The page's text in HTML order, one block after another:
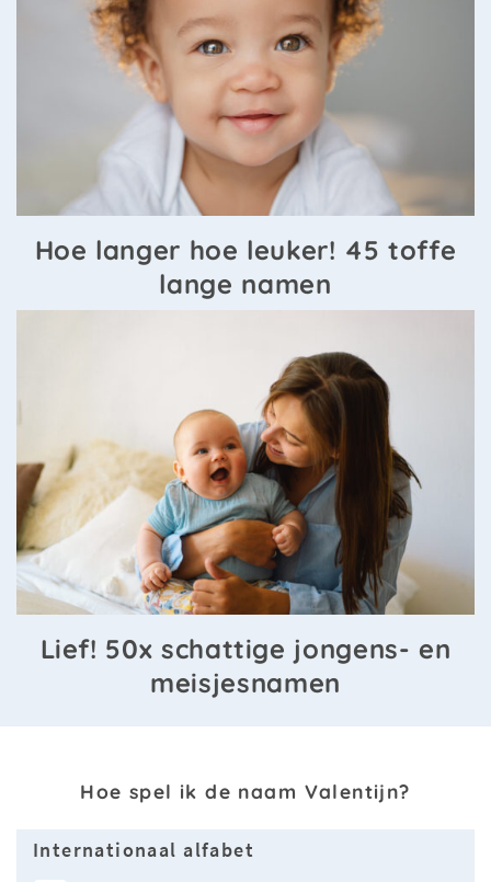
Hoe langer hoe leuker! 45 toffe
lange namen
Lief! 50x schattige jongens- en
meisjesnamen
Hoe spel ik de naam Valentijn?
Internationaal alfabet